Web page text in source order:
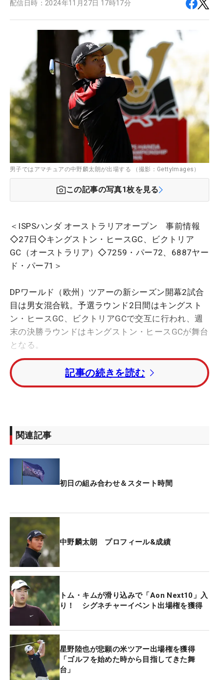
配信日時： 2024年11月27日 17時17分
男子ではアマチュアの中野麟太朗が出場する （撮影：GettyImages）
この記事の写真1枚を見る
＜ISPSハンダ オーストラリアオープン 事前情報
◇27日◇キングストン・ヒースGC、ビクトリア
GC（オーストラリア）◇7259・パー72、6887ヤー
ド・パー71＞
DPワールド（欧州）ツアーの新シーズン開幕2試合
目は男女混合戦。予選ラウンド2日間はキングスト
ン・ヒースGC、ビクトリアGCで交互に行われ、週
末の決勝ラウンドはキングストン・ヒースGCが舞台
となる。
男子ではアマチュアの中野麟太朗（早大3年）のみ
がエントリー。地元オーストラリアのダーシー・ブ
子第二高2年）、オーストラリアツアーに参戦中の
深谷琴乃と杉原彩花が出場する。
開幕戦となった前週「BMW オーストラリアPGA選
手権」でトップ5フィニッシュを果たしたオースト
昨年大会はホアキン・ニーマン（チリ）が星野陸也
とのプレーオフを制して、欧州ツアー初優勝を挙げ
た。連覇を狙うニーマンは、地元出身で欧州ツアー
3勝のミンウー・リー、ジョーダン・スミス（イン
グランド）とともに予選ラウンドを戦う。
今大会の上位3人（有資格者を除く）には来年の海
外メジャー「全英オープン」の出場権が与えられ
る。
記事の続きを読む
関連記事
初日の組み合わせ＆スタート時間
中野麟太朗 プロフィール&成績
トム・キムが滑り込みで「Aon Next10」入
り！ シグネチャーイベント出場権を獲得
星野陸也が悲願の米ツアー出場権を獲得
「ゴルフを始めた時から目指してきた舞
台」